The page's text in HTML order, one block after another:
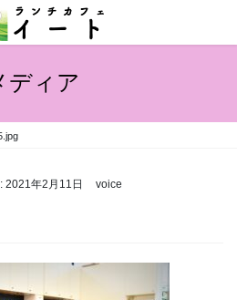
ディア
2021年2月11日 voice